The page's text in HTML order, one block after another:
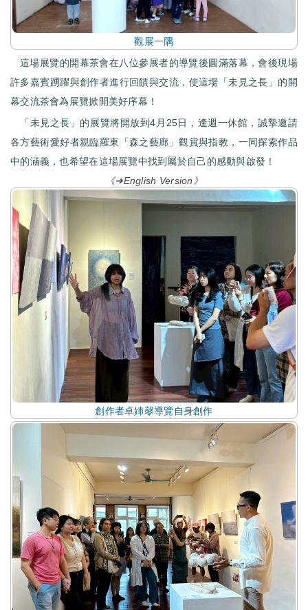
觀展一隅
這場展覽的開幕茶會在八位參展者的導覽後圓滿落幕，會後現場
許多嘉賓踴躍與創作者進行回饋與交流，使這場「未見之長」的開
幕交流茶會為展覽掀開美好序幕！
「未見之長」的展覽將開放到4月25日，逢週一休館，誠摯邀請
各方藝術愛好者親臨羅東「森之藝廊」觀賞與指教，一同探索作品
中的涵義，也希望在這場展覽中找到屬於自己的感動與啟發！
《➜English Version》
創作者卓姉㲆導覽自身創作